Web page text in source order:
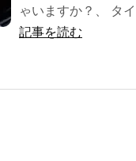
ゃいますか？、 タ
記事を読む